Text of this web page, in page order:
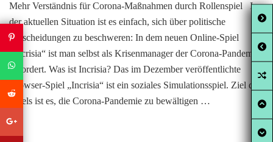
Mehr Verständnis für Corona-Maßnahmen durch Rollenspiel In
der aktuellen Situation ist es einfach, sich über politische
Entscheidungen zu beschweren: In dem neuen Online-Spiel
„Incrisia“ ist man selbst als Krisenmanager der Corona-Pandemie
gefordert. Was ist Incrisia? Das im Dezember veröffentlichte
Browser-Spiel „Incrisia“ ist ein soziales Simulationsspiel. Ziel des
Spiels ist es, die Corona-Pandemie zu bewältigen …